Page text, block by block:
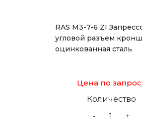
RAS M3-7-6 ZI
угловой разъем
оцинкованная сталь
Цена по
Количество
-
+